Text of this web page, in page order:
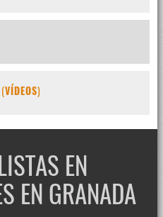
VÍDEOS)
EN
EN GRANADA